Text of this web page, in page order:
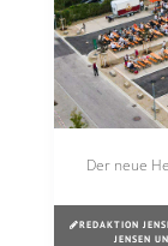
Der neue
REDAKTION
JENSEN